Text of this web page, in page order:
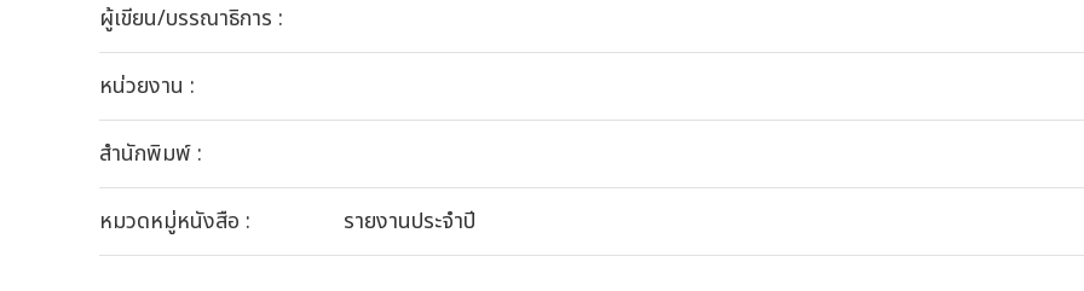
ผู้เขียน/บรรณาธิการ :
หน่วยงาน :
สำนักพิมพ์ :
หมวดหมู่หนังสือ : รายงานประจำปี